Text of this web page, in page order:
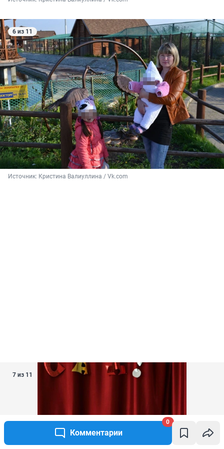
Комментарии
0
6 из 11
Источник: Кристина Валиуллина / Vk.com
7 из 11